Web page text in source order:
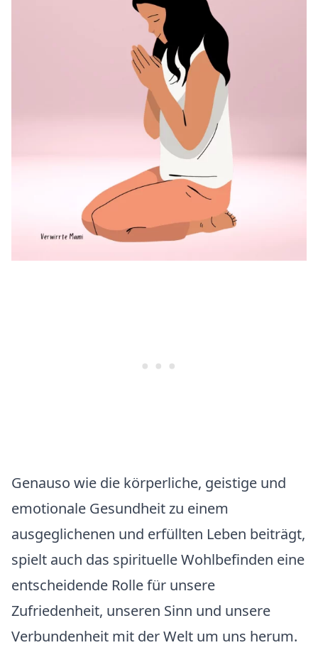
Genauso wie die körperliche, geistige und
emotionale Gesundheit zu einem
ausgeglichenen und erfüllten Leben beiträgt,
spielt auch das spirituelle Wohlbefinden eine
entscheidende Rolle für unsere
Zufriedenheit, unseren Sinn und unsere
Verbundenheit mit der Welt um uns herum.